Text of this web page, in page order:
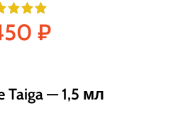
₽
Taiga — 1,5 мл